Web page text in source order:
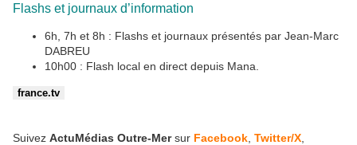
Flashs et journaux d’information
6h, 7h et 8h : Flashs et journaux présentés par Jean-Marc
DABREU
10h00 : Flash local en direct depuis Mana.
france.tv
Suivez ActuMédias Outre-Mersur Facebook Twitter/X